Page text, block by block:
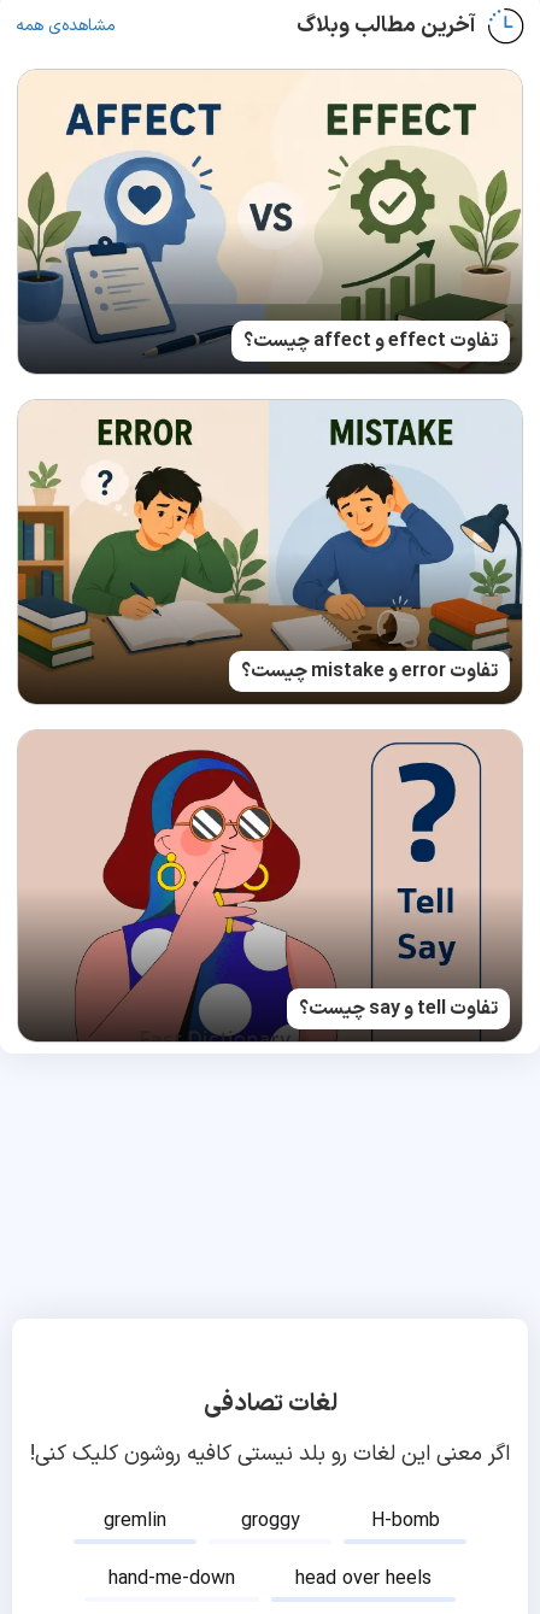
آخرین مطالب وبلاگ مشاهده‌ی همه
تفاوت effect و affect چیست؟
تفاوت error و mistake چیست؟
تفاوت tell و say چیست؟
لغات تصادفی
اگر معنی این لغات رو بلد نیستی کافیه روشون کلیک کنی!
gremlin groggy
H-bomb
hand-me-down
head over heels